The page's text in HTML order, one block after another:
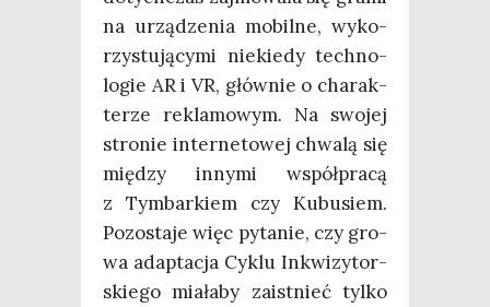
na urzą­dze­nia mobil­ne, wyko­
rzy­stu­ją­cy­mi nie­kie­dy tech­no­
lo­gie AR i VR, głów­nie o cha­rak­
te­rze rekla­mo­wym. Na swo­jej
stro­nie inter­ne­to­wej chwa­lą się
mię­dzy inny­mi współ­pra­cą
z Tym­bar­kiem czy Kubu­siem.
Pozo­sta­je więc pyta­nie, czy gro­
wa adap­ta­cja Cyklu Inkwi­zy­tor­
skie­go mia­ła­by zaist­nieć tyl­ko